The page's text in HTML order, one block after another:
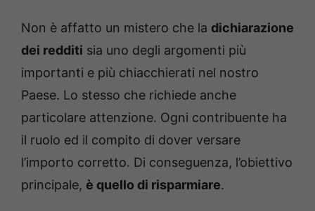
Non è affatto un mistero che la dichiarazione
dei redditi sia uno degli argomenti più
importanti e più chiacchierati nel nostro
Paese. Lo stesso che richiede anche
particolare attenzione. Ogni contribuente ha
il ruolo ed il compito di dover versare
l’importo corretto. Di conseguenza, l’obiettivo
principale, è quello di risparmiare.